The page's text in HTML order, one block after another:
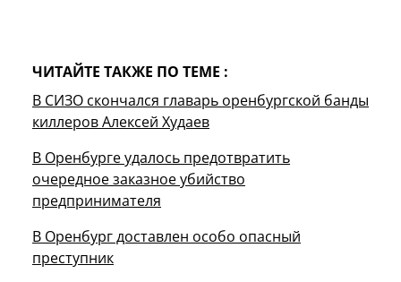
ЧИТАЙТЕ ТАКЖЕ ПО ТЕМЕ :
В СИЗО скончался главарь оренбургской банды
киллеров Алексей Худаев
В Оренбурге удалось предотвратить
очередное заказное убийство
предпринимателя
В Оренбург доставлен особо опасный
преступник